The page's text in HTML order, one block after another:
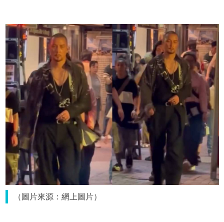
（圖片來源：網上圖片）